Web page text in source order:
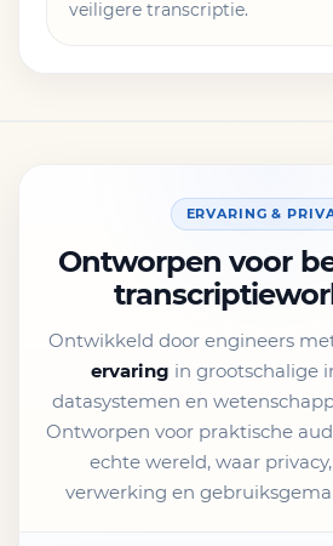
veiligere transcriptie.
ERVARING &
Ontworpen voor
Ontwikkeld door engineers
ervaring in grootschalige
datasystemen en
Ontworpen voor praktische
echte wereld, waar
verwerking en